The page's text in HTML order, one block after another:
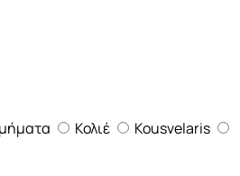
Κολιέ
Kousvelaris